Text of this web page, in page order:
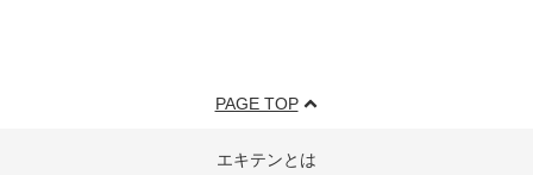
PAGE TOP
エキテンとは